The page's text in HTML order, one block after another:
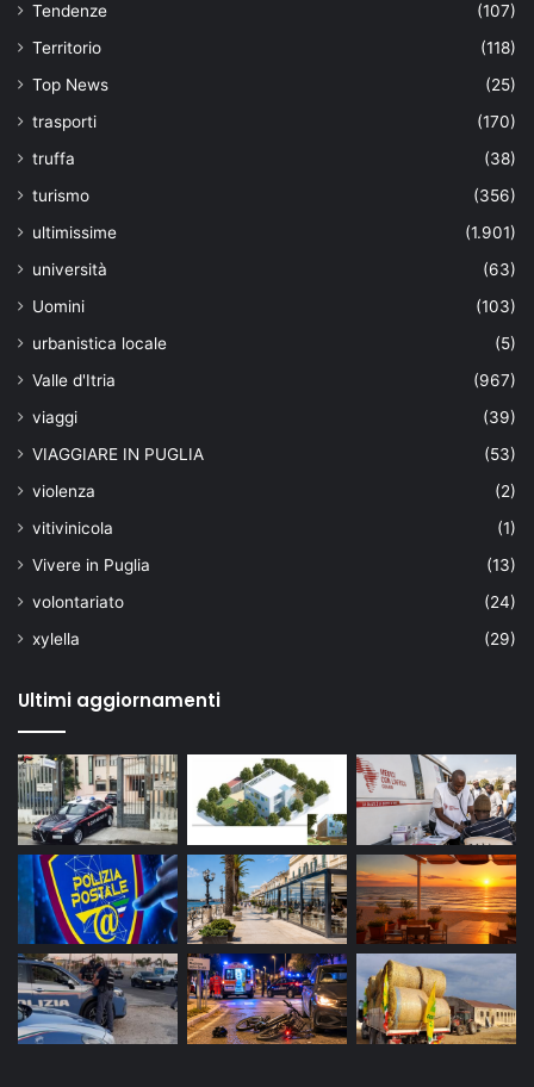
Tendenze
(107)
Territorio
(118)
Top News
(25)
trasporti
(170)
truffa
(38)
turismo
(356)
ultimissime
(1.901)
università
(63)
Uomini
(103)
urbanistica locale
(5)
Valle d'Itria
(967)
viaggi
(39)
VIAGGIARE IN PUGLIA
(53)
violenza
(2)
vitivinicola
(1)
Vivere in Puglia
(13)
volontariato
(24)
xylella
(29)
Ultimi aggiornamenti